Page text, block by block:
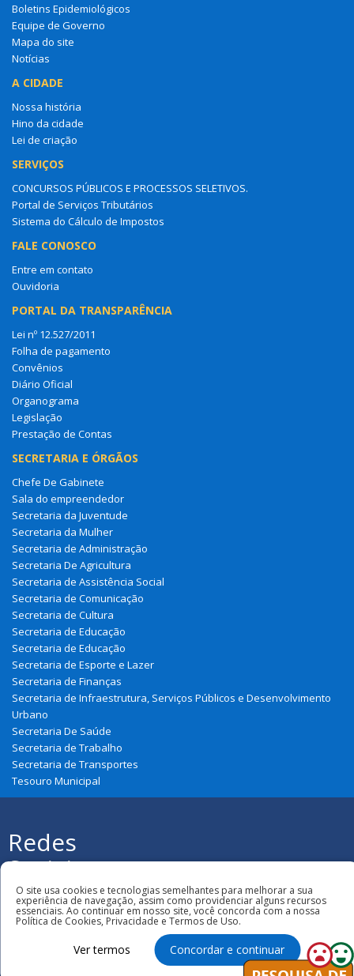
Boletins Epidemiológicos
Equipe de Governo
Mapa do site
Notícias
A CIDADE
Nossa história
Hino da cidade
Lei de criação
SERVIÇOS
CONCURSOS PÚBLICOS E PROCESSOS SELETIVOS.
Portal de Serviços Tributários
Sistema do Cálculo de Impostos
FALE CONOSCO
Entre em contato
Ouvidoria
PORTAL DA TRANSPARÊNCIA
Lei nº 12.527/2011
Folha de pagamento
Convênios
Diário Oficial
Organograma
Legislação
Prestação de Contas
SECRETARIA E ÓRGÃOS
Chefe De Gabinete
Sala do empreendedor
Secretaria da Juventude
Secretaria da Mulher
Secretaria de Administração
Secretaria De Agricultura
Secretaria de Assistência Social
Secretaria de Comunicação
Secretaria de Cultura
Secretaria de Educação
Secretaria de Educação
Secretaria de Esporte e Lazer
Secretaria de Finanças
Secretaria de Infraestrutura, Serviços Públicos e Desenvolvimento
Urbano
Secretaria De Saúde
Secretaria de Trabalho
Secretaria de Transportes
Tesouro Municipal
Redes
Sociais
Municipal de Urbano Santos
O site usa cookies e tecnologias semelhantes para melhorar a sua
experiência de navegação, assim como providenciar alguns recursos
essenciais. Ao continuar em nosso site, você concorda com a nossa
Política de Cookies, Privacidade e Termos de Uso.
Ver termos Concordar e continuar